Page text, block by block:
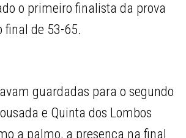
o primeiro finalista da prova
final de 53-65.
guardadas para o segundo
e Quinta dos Lombos
a palmo, a presença na final